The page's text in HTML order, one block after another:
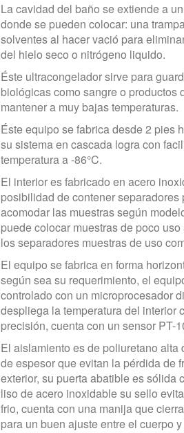
La cavidad del baño se extiende a
donde se pueden colocar: una
solventes al hacer vació para
del hielo seco o nitrógeno liquido.
Éste ultracongelador sirve para
biológicas como sangre o productos
mantener a muy bajas temperaturas.
Éste equipo se fabrica desde 2 pies
su sistema en cascada logra con
temperatura a -86°C.
El interior es fabricado en acero
posibilidad de contener separadores
acomodar las muestras según
puede colocar muestras de poco
los separadores muestras de uso
El equipo se fabrica en forma
según sea su requerimiento, el
controlado con un microprocesador
despliega la temperatura del interior
precisión, cuenta con un sensor PT-
El aislamiento es de poliuretano alta
de espesor que evitan la pérdida de
exterior, su puerta abatible es sólida
liso de acero inoxidable su sello
frio, cuenta con una manija que
para un buen ajuste entre el cuerpo